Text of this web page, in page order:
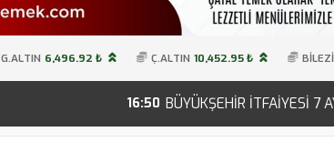
G.ALTIN 6,496.92 ₺ Ç.ALTIN 10,452.95 ₺
BÜYÜKŞEHİR İTFAİYESİ 7 AYDA 8 BİN 157